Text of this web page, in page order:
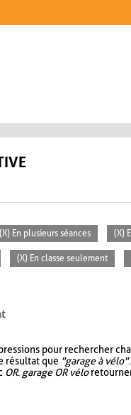
(X) En plusieurs séances (X)
(X) En classe seulement
pour rechercher
résultat que "garage à vélo".
OR. garage OR vélo